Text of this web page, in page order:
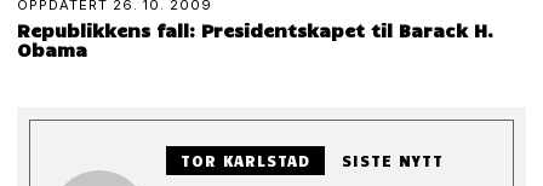
OPPDATERT 26. 10. 2009
Republikkens fall: Presidentskapet til Barack H.
Obama
TOR KARLSTAD SISTE NYTT